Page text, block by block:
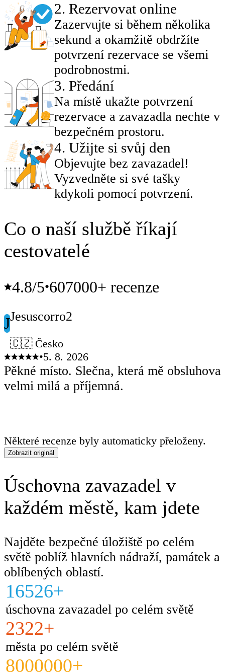
2. Rezervovat online
Zazervujte si během několika
sekund a okamžitě obdržíte
potvrzení rezervace se všemi
podrobnostmi.
3. Předání
Na místě ukažte potvrzení
rezervace a zavazadla nechte v
bezpečném prostoru.
4. Užijte si svůj den
Objevujte bez zavazadel!
Vyzvedněte si své tašky
kdykoli pomocí potvrzení.
Co o naší službě říkají
cestovatelé
4.8/5•607000+ recenze
JJesuscorro2
🇨🇿 Česko
•5. 8. 2026
Pěkné místo. Slečna, která mě
velmi milá a příjemná.
Některé recenze byly automaticky přeloženy.
Zobrazit originál
Úschovna zavazadel v
každém městě, kam jdete
Najděte bezpečné úložiště po celém
světě poblíž hlavních nádraží, památek a
oblíbených oblastí.
16526+
úschovna zavazadel po celém světě
2322+
města po celém světě
8000000+